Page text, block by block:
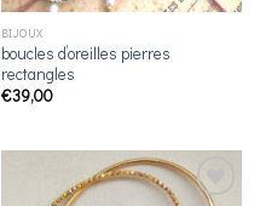
BIJOUX
boucles d’oreilles pierres
rectangles
€39,00